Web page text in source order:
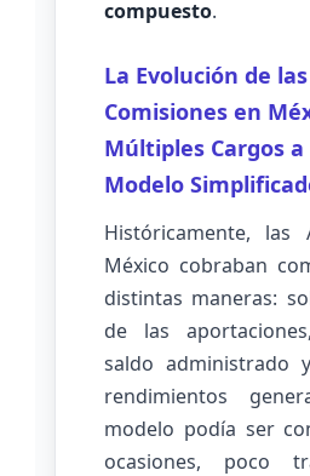
compuesto.
La Evolución de las
Comisiones en
Múltiples Cargos a
Modelo
Históricamente, las
México cobraban
distintas maneras:
de las
saldo administrado
rendimientos
modelo podía ser
ocasiones, poco